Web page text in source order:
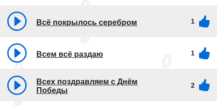
Всё покрылось серебром 1
Всем всё раздаю 1
Всех поздравляем с Днём
Победы
2